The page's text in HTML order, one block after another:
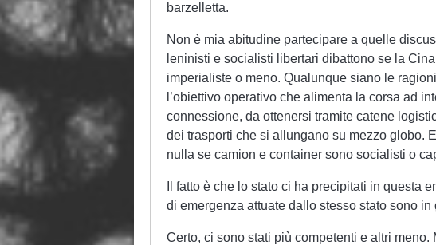
barzelletta.
Non è mia abitudine partecipare a quelle
leninisti e socialisti libertari dibattono se la
imperialiste o meno. Qualunque siano le
l’obiettivo operativo che alimenta la corsa ad
connessione, da ottenersi tramite catene
dei trasporti che si allungano su mezzo globo.
nulla se camion e container sono socialisti o
Il fatto è che lo stato ci ha precipitati in questa
di emergenza attuate dallo stesso stato sono in
Certo, ci sono stati più competenti e altri